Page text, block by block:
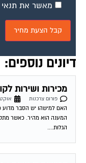
מאשר את תנאי
דיונים נוספים:
מכירות ושירות
פורום צרכנות
אוקטובר
האם למישהו יש הסבר
המענה הוא מהיר. כאשר
הגלות....